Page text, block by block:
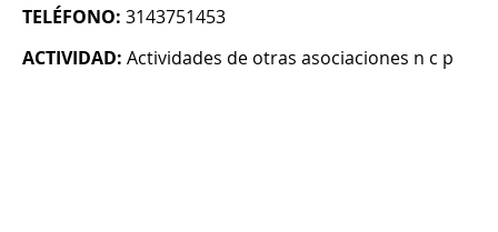
TELÉFONO: 3143751453
ACTIVIDAD: Actividades de otras asociaciones n c p